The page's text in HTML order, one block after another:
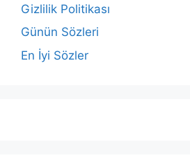
Gizlilik Politikası
Günün Sözleri
En İyi Sözler